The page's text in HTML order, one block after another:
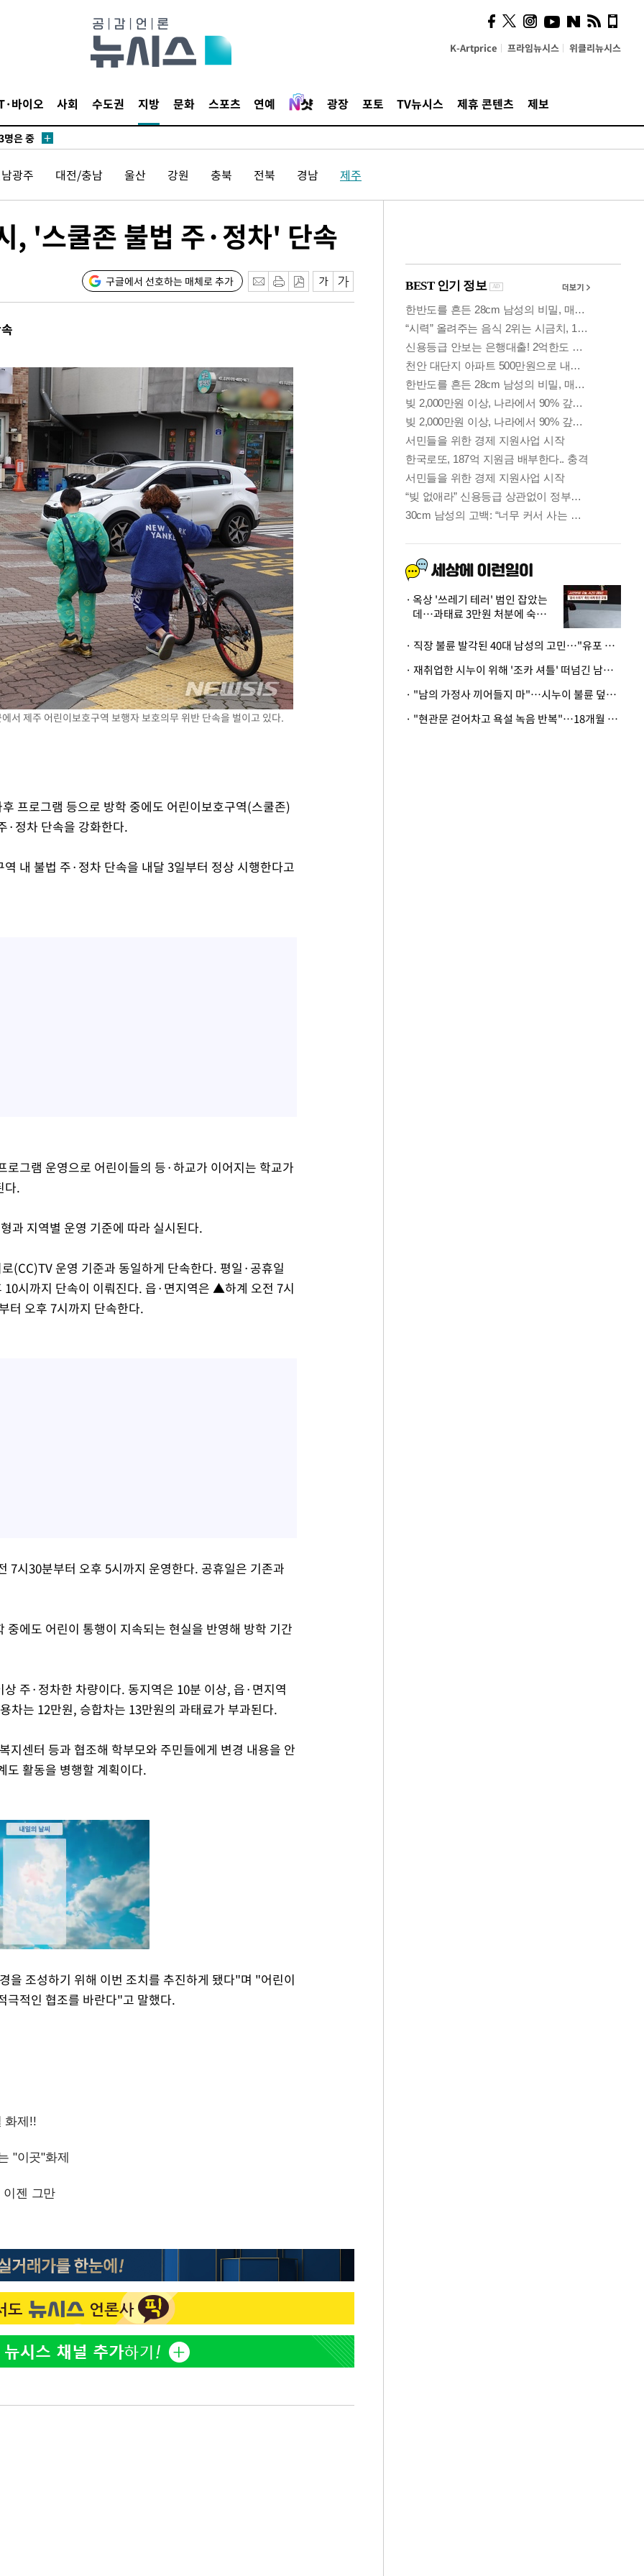
K-Artprice 프라임뉴시스 위클리뉴시스
바이오 사회 수도권 지방 문화 스포츠 연예 광장 포토 TV뉴시스 제휴 콘텐츠 제보
은 중
두차
은 중
두차
일 후
광주 대전/충남 울산 강원 충북 전북 경남 제주
, '스쿨존 불법 주·정차' 단속
구글에서 선호하는 매체로 추가
서 제주 어린이보호구역 보행자 보호의무 위반 단속을 벌이고 있다.
프로그램 등으로 방학 중에도 어린이보호구역(스쿨존)
·정차 단속을 강화한다.
내 불법 주·정차 단속을 내달 3일부터 정상 시행한다고
그램 운영으로 어린이들의 등·하교가 이어지는 학교가
다.
과 지역별 운영 기준에 따라 실시된다.
(CC)TV 운영 기준과 동일하게 단속한다. 평일·공휴일
시까지 단속이 이뤄진다. 읍·면지역은 ▲하계 오전 7시
터 오후 7시까지 단속한다.
7시30분부터 오후 5시까지 운영한다. 공휴일은 기존과
에도 어린이 통행이 지속되는 현실을 반영해 방학 기간
주·정차한 차량이다. 동지역은 10분 이상, 읍·면지역
차는 12만원, 승합차는 13만원의 과태료가 부과된다.
지센터 등과 협조해 학부모와 주민들에게 변경 내용을 안
도 활동을 병행할 계획이다.
Mute
을 조성하기 위해 이번 조치를 추진하게 됐다"며 "어린이
극적인 협조를 바란다"고 말했다.
시, 스마트폰 액세서리에
NFC 더했다
옥상 '쓰레기 테러' 범인 잡았는
데…과태료 3만원 처분에 숙박업
· 직장 불륜 발각된 40대 남성의 고민…"유포 동료 명예훼손·협박죄 고소 가능할까"
· 재취업한 시누이 위해 '조카 셔틀' 떠넘긴 남편…아내 "난 못한다"
· "남의 가정사 끼어들지 마"…시누이 불륜 덮으려는 남편에 억울한 아내
· "현관문 걷어차고 욕설 녹음 반복"…18개월 아기 키우는 집 뒤흔든 '앞집의 비극'